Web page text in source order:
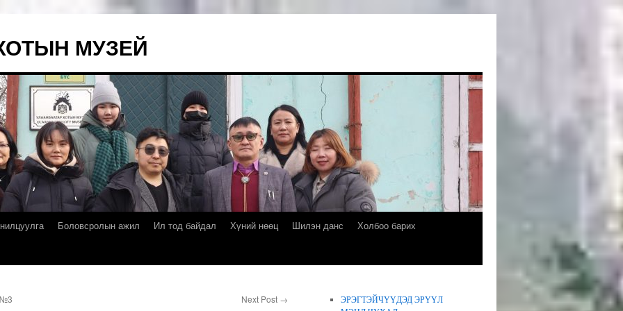
МУЗЕЙ
Боловсролын ажил Ил тод байдал Хүний нөөц Шилэн данс
Холбоо барих
№3 Next Post →
ЭРЭГТЭЙЧҮҮДЭД ЭРҮҮЛ